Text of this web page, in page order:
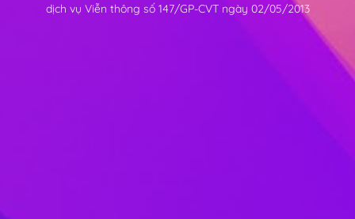
dịch vụ Viễn thông số 147/GP-CVT ngày 02/05/2013